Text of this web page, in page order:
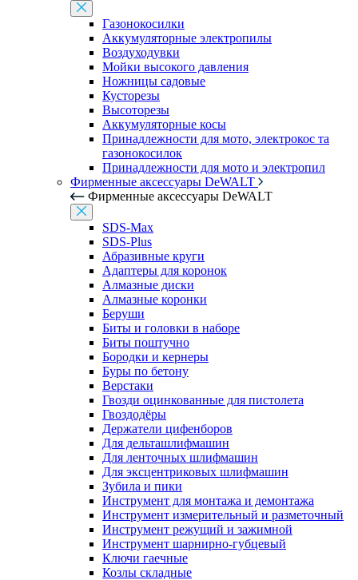
Газонокосилки
Аккумуляторные электропилы
Воздуходувки
Мойки высокого давления
Ножницы садовые
Кусторезы
Высоторезы
Аккумуляторные косы
Принадлежности для мото, электрокос та
газонокосилок
Принадлежности для мото и электропил
Фирменные аксессуары DeWALT
Фирменные аксессуары DeWALT
SDS-Max
SDS-Plus
Абразивные круги
Адаптеры для коронок
Алмазные диски
Алмазные коронки
Беруши
Биты и головки в наборе
Биты поштучно
Бородки и кернеры
Буры по бетону
Верстаки
Гвозди оцинкованные для пистолета
Гвоздодёры
Держатели цифенборов
Для дельташлифмашин
Для ленточных шлифмашин
Для эксцентриковых шлифмашин
Зубила и пики
Инструмент для монтажа и демонтажа
Инструмент измерительный и разметочный
Инструмент режущий и зажимной
Инструмент шарнирно-губцевый
Ключи гаечные
Козлы складные